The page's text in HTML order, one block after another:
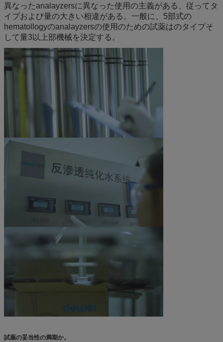
異なったanalayzersに異なった使用の主義がある、従ってタ
イプおよび量の大きい相違がある。一般に、5部式の
hematollogyのanalayzersの使用のための試薬はのタイプそ
して量3以上部機械を決定する。
試薬の妥当性の満期か。